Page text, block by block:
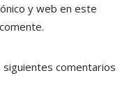
y web en este
siguientes comentarios